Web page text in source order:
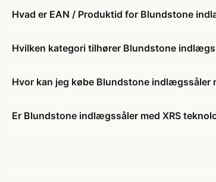
Hvad er EAN / Produktid for Blundstone
Hvilken kategori tilhører Blundstone
Hvor kan jeg købe Blundstone indlægssåler
Er Blundstone indlægssåler med XRS